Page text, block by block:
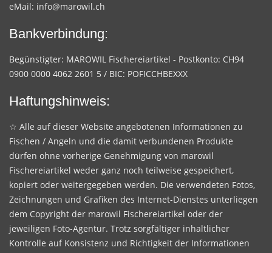
eMail: info@marowil.ch
Bankverbindung:
Begünstigter: MAROWIL Fischereiartikel - Postkonto: CH94
0900 0000 4062 2601 5 / BIC: POFICCHBEXXX
Haftungshinweis:
☆ Alle auf dieser Website angebotenen Informationen zu
Fischen / Angeln und die damit verbundenen Produkte
dürfen ohne vorherige Genehmigung von marowil
Fischereiartikel weder ganz noch teilweise gespeichert,
kopiert oder weitergegeben werden. Die verwendeten Fotos,
Zeichnungen und Grafiken des Internet-Dienstes unterliegen
dem Copyright der marowil Fischereiartikel oder der
jeweiligen Foto-Agentur. Trotz sorgfältiger inhaltlicher
Kontrolle auf Konsistenz und Richtigkeit der Informationen